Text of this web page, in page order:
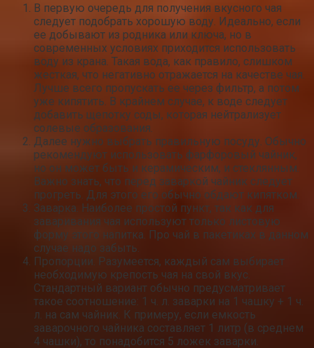
В первую очередь для получения вкусного чая
следует подобрать хорошую воду. Идеально, если
ее добывают из родника или ключа, но в
современных условиях приходится использовать
воду из крана. Такая вода, как правило, слишком
жесткая, что негативно отражается на качестве чая.
Лучше всего пропускать ее через фильтр, а потом
уже кипятить. В крайнем случае, к воде следует
добавить щепотку соды, которая нейтрализует
солевые образования.
Далее нужно выбрать правильную посуду. Обычно
рекомендуют использовать фарфоровый чайник,
но он может быть и керамическим, и стеклянным.
Важно знать, что перед заваркой чайник следует
прогреть. Для этого его обычно обдают кипятком.
Заварка. Наиболее простой пункт, так как для
заваривания чая используют только листовую
форму этого напитка. Про чай в пакетиках в данном
случае надо забыть.
Пропорции. Разумеется, каждый сам выбирает
необходимую крепость чая на свой вкус.
Стандартный вариант обычно предусматривает
такое соотношение: 1 ч. л. заварки на 1 чашку + 1 ч.
л. на сам чайник. К примеру, если емкость
заварочного чайника составляет 1 литр (в среднем
4 чашки), то понадобится 5 ложек заварки.